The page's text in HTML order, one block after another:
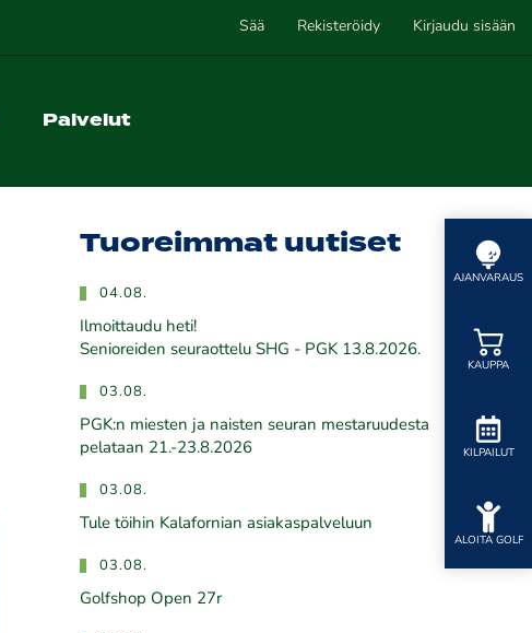
Sää Rekisteröidy Kirjaudu sisään
Palvelut
AJANVARAUS
KAUPPA
KILPAILUT
ALOITA GOLF
Tuoreimmat uutiset
04.08.
Ilmoittaudu heti!
​​​​​​​Senioreiden seuraottelu SHG - PGK 13.8.2026.
03.08.
PGK:n miesten ja naisten seuran mestaruudesta
pelataan 21.-23.8.2026
03.08.
Tule töihin Kalafornian asiakaspalveluun
03.08.
Golfshop Open 27r